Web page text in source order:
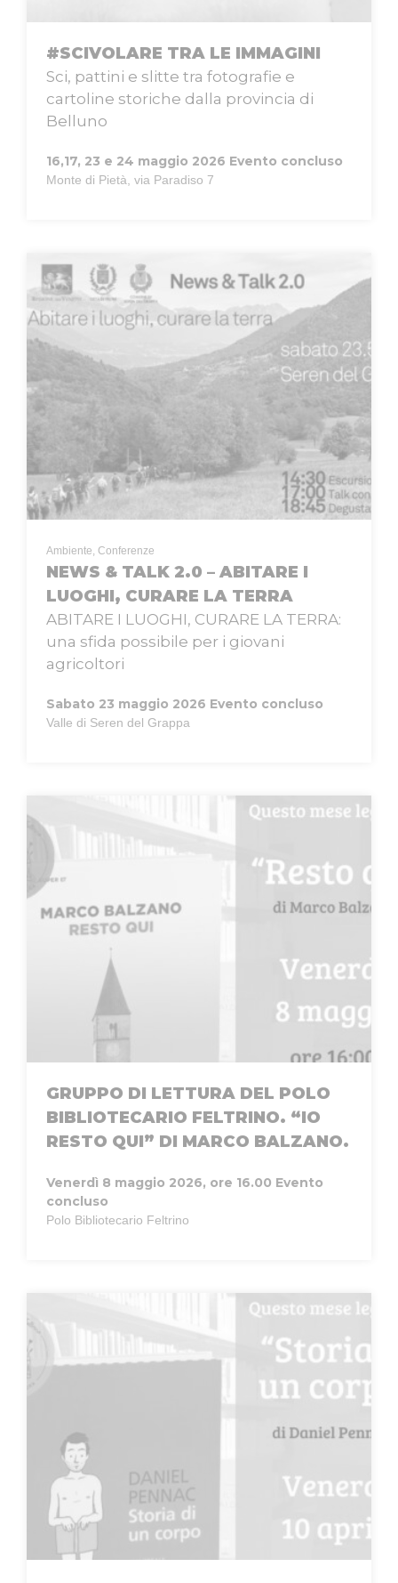
#SCIVOLARE TRA LE IMMAGINI
Sci, pattini e slitte tra fotografie e
cartoline storiche dalla provincia di
Belluno
16,17, 23 e 24 maggio 2026 Evento concluso
Monte di Pietà, via Paradiso 7
Ambiente, Conferenze
NEWS & TALK 2.0 – ABITARE I
LUOGHI, CURARE LA TERRA
ABITARE I LUOGHI, CURARE LA TERRA:
una sfida possibile per i giovani
agricoltori
Sabato 23 maggio 2026 Evento concluso
Valle di Seren del Grappa
GRUPPO DI LETTURA DEL POLO
BIBLIOTECARIO FELTRINO. “IO
RESTO QUI” DI MARCO BALZANO.
Venerdì 8 maggio 2026, ore 16.00 Evento
concluso
Polo Bibliotecario Feltrino